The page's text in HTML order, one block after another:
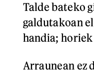
Talde bateko
galdutakoan
handia;
Arraunean ez